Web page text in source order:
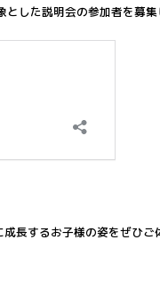
した説明会の参加者を募集
長するお子様の姿をぜひご